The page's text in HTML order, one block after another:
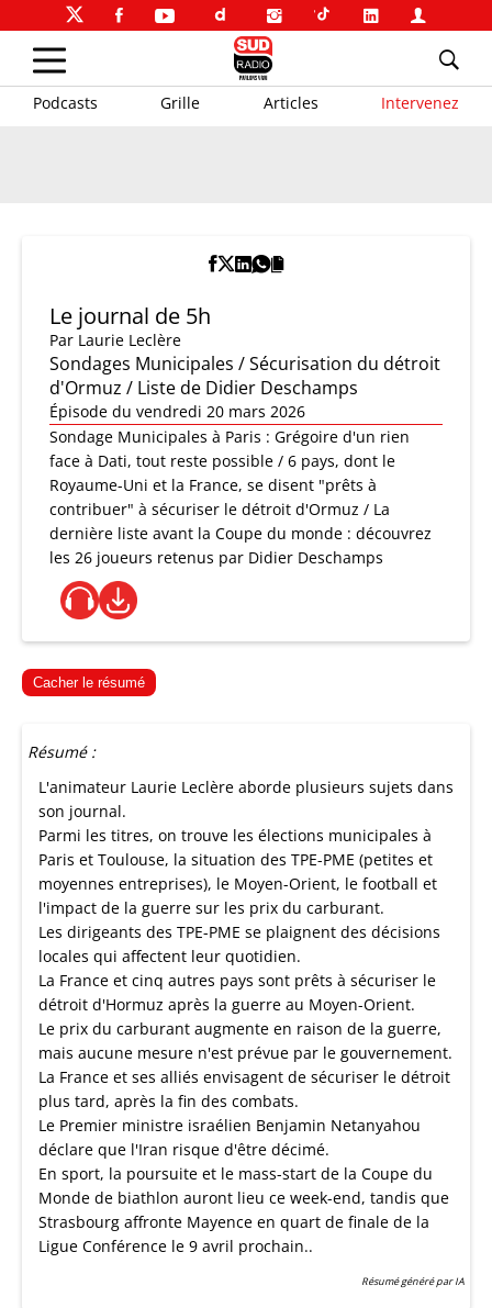
Podcasts Grille Articles Intervenez
Le journal de 5h
Par Laurie Leclère
Sondages Municipales / Sécurisation du détroit
d'Ormuz / Liste de Didier Deschamps
Épisode du vendredi 20 mars 2026
Sondage Municipales à Paris : Grégoire d'un rien
face à Dati, tout reste possible / 6 pays, dont le
Royaume-Uni et la France, se disent "prêts à
contribuer" à sécuriser le détroit d'Ormuz / La
dernière liste avant la Coupe du monde : découvrez
les 26 joueurs retenus par Didier Deschamps
Cacher le résumé
Résumé :
L'animateur Laurie Leclère aborde plusieurs sujets dans
son journal.
Parmi les titres, on trouve les élections municipales à
Paris et Toulouse, la situation des TPE-PME (petites et
moyennes entreprises), le Moyen-Orient, le football et
l'impact de la guerre sur les prix du carburant.
Les dirigeants des TPE-PME se plaignent des décisions
locales qui affectent leur quotidien.
La France et cinq autres pays sont prêts à sécuriser le
détroit d'Hormuz après la guerre au Moyen-Orient.
Le prix du carburant augmente en raison de la guerre,
mais aucune mesure n'est prévue par le gouvernement.
La France et ses alliés envisagent de sécuriser le détroit
plus tard, après la fin des combats.
Le Premier ministre israélien Benjamin Netanyahou
déclare que l'Iran risque d'être décimé.
En sport, la poursuite et le mass-start de la Coupe du
Monde de biathlon auront lieu ce week-end, tandis que
Strasbourg affronte Mayence en quart de finale de la
Ligue Conférence le 9 avril prochain..
Résumé généré par IA